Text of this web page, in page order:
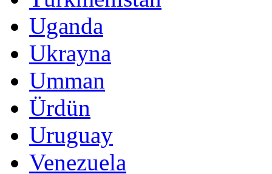
Uganda
Ukrayna
Umman
Ürdün
Uruguay
Venezuela